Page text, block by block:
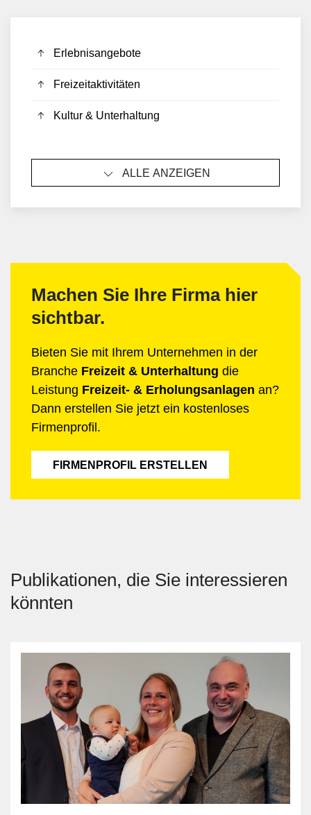
Erlebnisangebote
Freizeitaktivitäten
Kultur & Unterhaltung
ALLE ANZEIGEN
Machen Sie Ihre Firma hier
sichtbar.
Bieten Sie mit Ihrem Unternehmen in der
Branche Freizeit & Unterhaltung die
Leistung Freizeit- & Erholungsanlagen an?
Dann erstellen Sie jetzt ein kostenloses
Firmenprofil.
FIRMENPROFIL ERSTELLEN
Publikationen, die Sie interessieren
könnten